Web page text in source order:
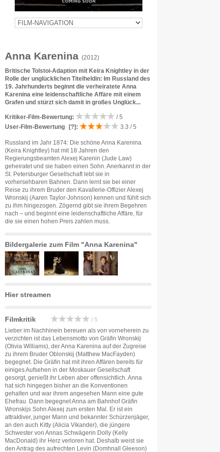
Anna Karenina (2012)
Britische Tolstoi-Adaption mit Keira Knightley in der
Rolle der unglücklichen Titelheldin: Im Russland des
19. Jahrhunderts beginnt die verheiratete Anna
Karenina eine leidenschaftliche Affäre mit einem
Grafen und stürzt sich damit in großes Unglück...
Kritiker-Film-Bewertung:
/ 5
User-Film-Bewertung
[?] : 3.3 / 5
Russland im Jahr 1874: Die schöne Anna Karenina
(Keira Knightley) hat mit 18 Jahren den
Regierungsbeamten Alexej Karenin (Jude Law)
geheiratet und sie haben einen Sohn. Anerkannt in der
St. Petersburger Gesellschaft lebt sie in
vorhersehbaren Bahnen. Dann lernt sie bei einer
Reise zu ihrem Bruder den Kavallerie-Offizier Alexej
Wronskij (Aaren Taylor-Johnson) kennen und fühlt sich
zu ihm hingezogen. Zögernd gibt sie ihrem Begehren
nach – und beginnt eine leidenschaftliche Affäre, für
die sie einen hohen Preis zahlen muss.
Bildergalerie zum Film "Anna Karenina"
Hier streamen
Filmkritik / 5
Lieber im Nachhinein bereuen als von vorneherein zu
verzichten ist das Lebensmotto von Gräfin Wronskij
(Olivia Williams), der Anna Karenina auf der Zugreise
zu ihrem Bruder Oblonskij (Matthew MacFayden)
begegnet. Die Gräfin hat mit ihren Affären bereits für
einiges Aufsehen in der Moskauer Gesellschaft
gesorgt, genießt ihr Leben aber offensichtlich. Anna
hat sich hingegen bisher an die Konventionen
gehalten und war ihrem angesehen Mann eine gute
Ehefrau. Dann begegnet Anna am Bahnhof Gräfin
Wronskijs Sohn Alexej zum ersten Mal. Er ist ein
attraktiver, junger Mann und bekannter Schürzenjäger,
an den auch Kitty (Alicia Vikander), die jüngere
Schwester von Annas Schwägerin Dolly (Kelly
MacDonald) ihr Herz verloren hat. Deshalb weist sie
den Antrag des aufrechten Levin (Domhnall Gleeson)